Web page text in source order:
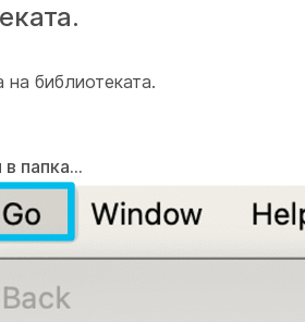
библиотеката.
папка...